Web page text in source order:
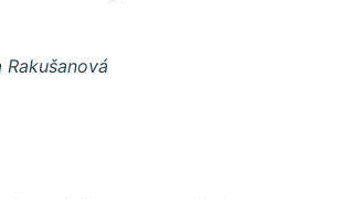
Rakušanová